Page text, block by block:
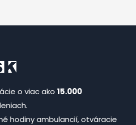
o viac ako 15.000
hodiny ambulancií, otváracie